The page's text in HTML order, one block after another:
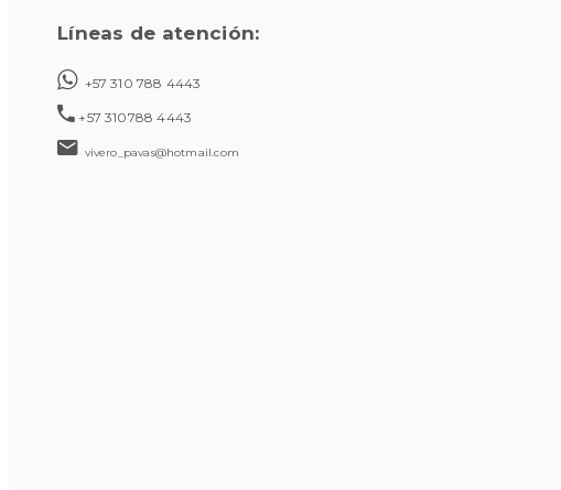
Líneas de atención:
+57 310 788 4443
+57 310788 4443
vivero_pavas@hotmail.com